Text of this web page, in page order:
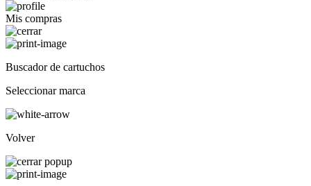
Mis compras
Buscador de cartuchos
Seleccionar marca
Volver